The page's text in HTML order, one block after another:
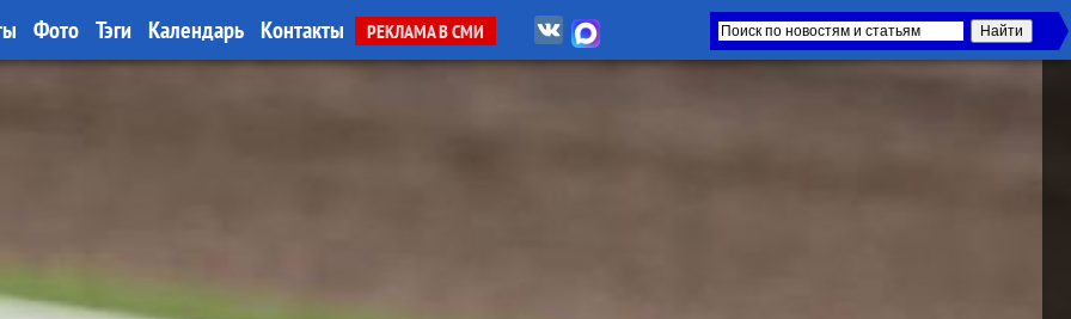
Фото Тэги Календарь Контакты РЕКЛАМА В СМИ